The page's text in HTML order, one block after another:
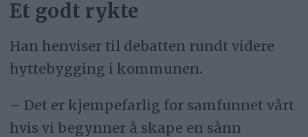
Et godt rykte
Han henviser til debatten rundt videre
hyttebygging i kommunen.
– Det er kjempefarlig for samfunnet vårt
hvis vi begynner å skape en sånn